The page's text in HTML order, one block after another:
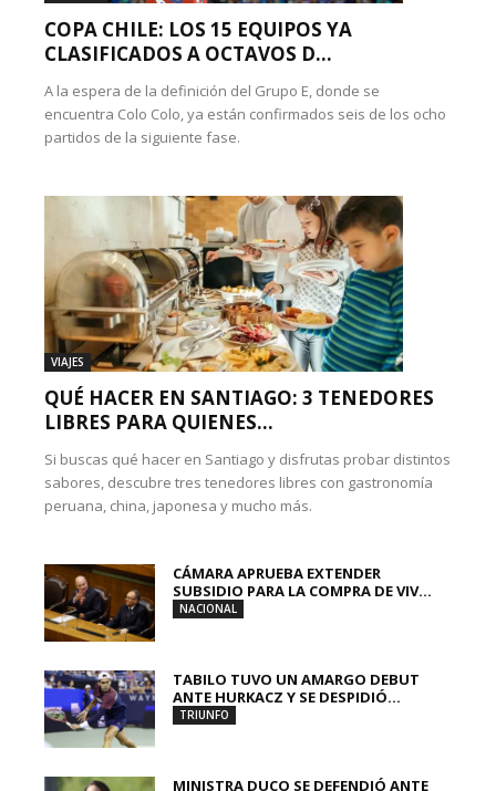
COPA CHILE: LOS 15 EQUIPOS YA
CLASIFICADOS A OCTAVOS D...
A la espera de la definición del Grupo E, donde se
encuentra Colo Colo, ya están confirmados seis de los ocho
partidos de la siguiente fase.
VIAJES
QUÉ HACER EN SANTIAGO: 3 TENEDORES
LIBRES PARA QUIENES...
Si buscas qué hacer en Santiago y disfrutas probar distintos
sabores, descubre tres tenedores libres con gastronomía
peruana, china, japonesa y mucho más.
CÁMARA APRUEBA EXTENDER
SUBSIDIO PARA LA COMPRA DE VIV...
NACIONAL
TABILO TUVO UN AMARGO DEBUT
ANTE HURKACZ Y SE DESPIDIÓ...
TRIUNFO
MINISTRA DUCO SE DEFENDIÓ ANTE